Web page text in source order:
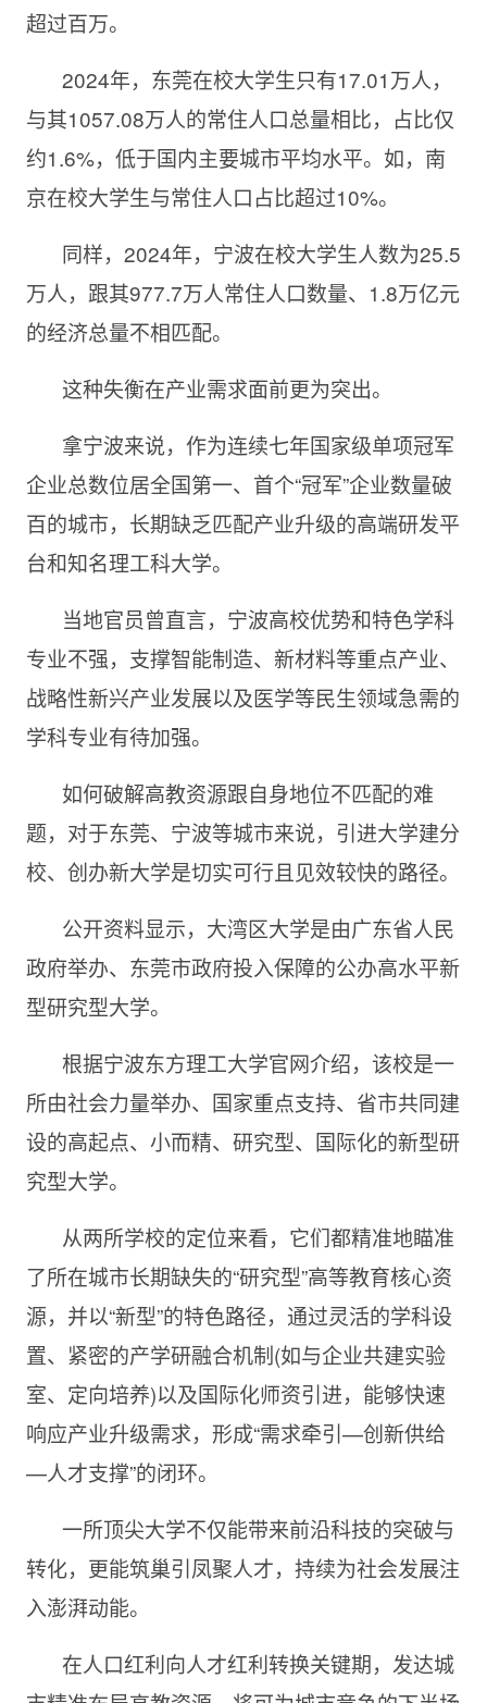
超过百万。
2024年，东莞在校大学生只有17.01万人，
与其1057.08万人的常住人口总量相比，占比仅
约1.6%，低于国内主要城市平均水平。如，南
京在校大学生与常住人口占比超过10%。
同样，2024年，宁波在校大学生人数为25.5
万人，跟其977.7万人常住人口数量、1.8万亿元
的经济总量不相匹配。
这种失衡在产业需求面前更为突出。
拿宁波来说，作为连续七年国家级单项冠军
企业总数位居全国第一、首个“冠军”企业数量破
百的城市，长期缺乏匹配产业升级的高端研发平
台和知名理工科大学。
当地官员曾直言，宁波高校优势和特色学科
专业不强，支撑智能制造、新材料等重点产业、
战略性新兴产业发展以及医学等民生领域急需的
学科专业有待加强。
如何破解高教资源跟自身地位不匹配的难
题，对于东莞、宁波等城市来说，引进大学建分
校、创办新大学是切实可行且见效较快的路径。
公开资料显示，大湾区大学是由广东省人民
政府举办、东莞市政府投入保障的公办高水平新
型研究型大学。
根据宁波东方理工大学官网介绍，该校是一
所由社会力量举办、国家重点支持、省市共同建
设的高起点、小而精、研究型、国际化的新型研
究型大学。
从两所学校的定位来看，它们都精准地瞄准
了所在城市长期缺失的“研究型”高等教育核心资
源，并以“新型”的特色路径，通过灵活的学科设
置、紧密的产学研融合机制(如与企业共建实验
室、定向培养)以及国际化师资引进，能够快速
响应产业升级需求，形成“需求牵引—创新供给
—人才支撑”的闭环。
一所顶尖大学不仅能带来前沿科技的突破与
转化，更能筑巢引凤聚人才，持续为社会发展注
入澎湃动能。
在人口红利向人才红利转换关键期，发达城